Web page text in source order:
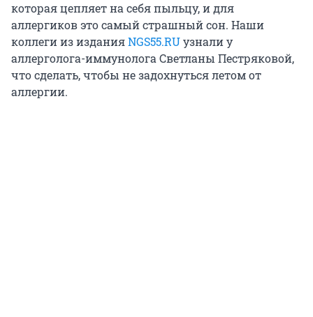
которая цепляет на себя пыльцу, и для
аллергиков это самый страшный сон. Наши
коллеги из изданияNGS55.RUузнали у
аллерголога-иммунолога Светланы Пестряковой,
что сделать, чтобы не задохнуться летом от
аллергии.